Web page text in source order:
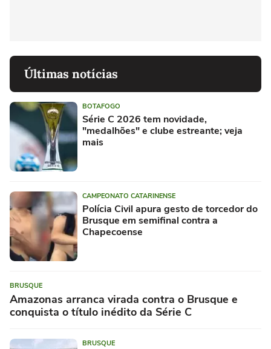
Últimas notícias
BOTAFOGO
Série C 2026 tem novidade,
"medalhões" e clube estreante; veja
mais
CAMPEONATO CATARINENSE
Polícia Civil apura gesto de torcedor do
Brusque em semifinal contra a
Chapecoense
BRUSQUE
Amazonas arranca virada contra o Brusque e
conquista o título inédito da Série C
BRUSQUE